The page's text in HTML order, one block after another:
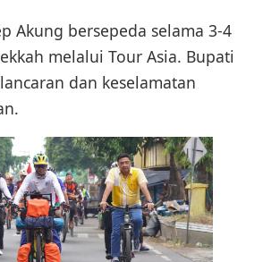
Akung bersepeda selama 3-4
melalui Tour Asia. Bupati
dan keselamatan